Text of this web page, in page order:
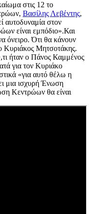
στις 12 το
Βασίλης Λεβέντης,
αυτοδυναμία στον
είναι εμπόδιο».Και
όνειρο. Ότι θα κάνουν
Κυριάκος Μητσοτάκης.
ήταν ο Πάνος Καμμένος
για τον Κυριάκο
«για αυτό θέλω η
μια ισχυρή Ένωση
Κεντρώων θα είναι